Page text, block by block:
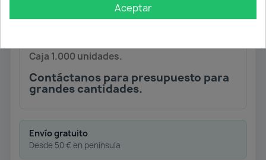
Acabado galvanizado.
Caja 1.000 unidades.
Contáctanos para presupuesto para
grandes cantidades.
Envío gratuito
Desde 50 € en península
Aceptar